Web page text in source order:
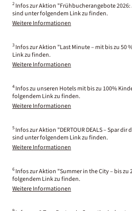
2 Infos zur Aktion "Frühbucherangebote
sind unter folgendem Link zu finden.
Weitere Informationen
3 Infos zur Aktion "Last Minute – mit bis zu 50
Link zu finden.
Weitere Informationen
4 Infos zu unseren Hotels mit bis zu 100%
folgendem Link zu finden.
Weitere Informationen
5 Infos zur Aktion "DERTOUR DEALS – Spar dir
sind unter folgendem Link zu finden.
Weitere Informationen
6 Infos zur Aktion "Summer in the City – bis zu
folgendem Link zu finden.
Weitere Informationen